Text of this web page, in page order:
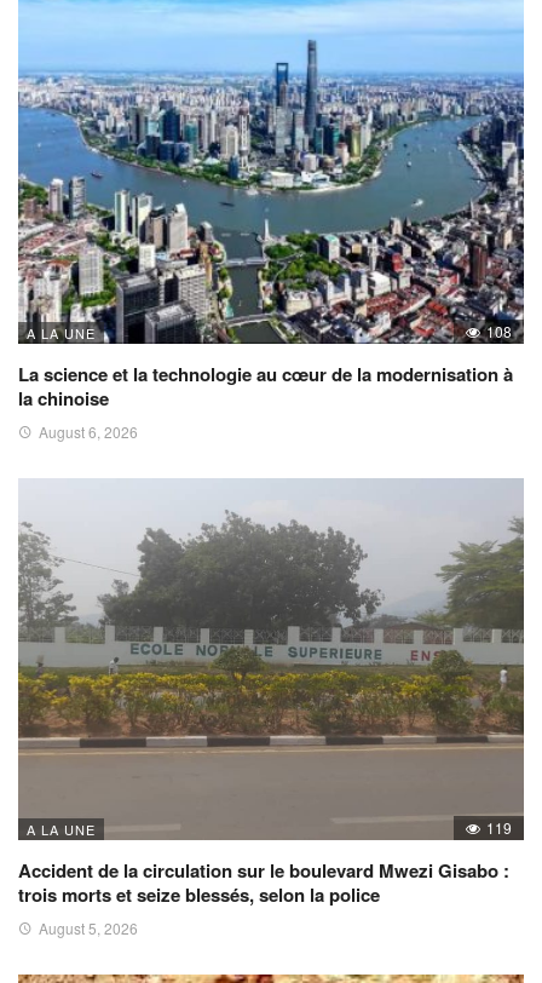
A LA UNE 108
La science et la technologie au cœur de la modernisation à
la chinoise
August 6, 2026
A LA UNE 119
Accident de la circulation sur le boulevard Mwezi Gisabo :
trois morts et seize blessés, selon la police
August 5, 2026